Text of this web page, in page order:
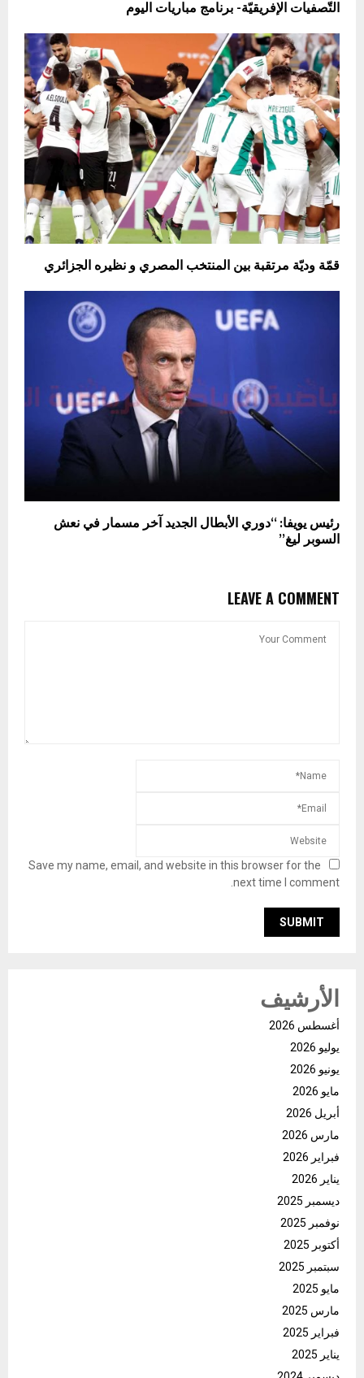
التّصفيات الإفريقيّة- برنامج مباريات اليوم
قمّة وديّة مرتقبة بين المنتخب المصري و نظيره الجزائري
رئيس يويفا: “دوري الأبطال الجديد آخر مسمار في نعش
السوبر ليغ”
LEAVE A COMMENT
Save my name, email, and website in this browser for the
next time I comment.
الأرشيف
أغسطس 2026
يوليو 2026
يونيو 2026
مايو 2026
أبريل 2026
مارس 2026
فبراير 2026
يناير 2026
ديسمبر 2025
نوفمبر 2025
أكتوبر 2025
سبتمبر 2025
مايو 2025
مارس 2025
فبراير 2025
يناير 2025